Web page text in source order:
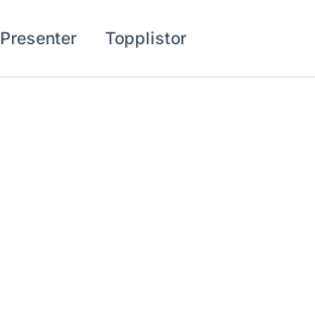
Presenter Topplistor